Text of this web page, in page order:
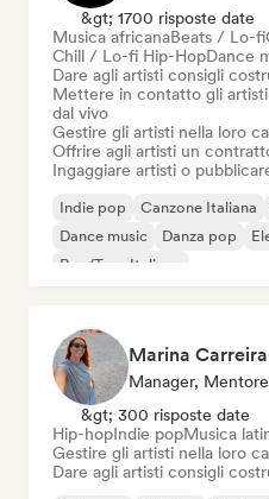
&gt; 1700 risposte date
Musica africanaBeats / Lo-fi
Chill / Lo-fi Hip-HopDance
Dare agli artisti consigli
Mettere in contatto gli
dal vivo
Gestire gli artisti nella loro
Offrire agli artisti un
Ingaggiare artisti o
Indie pop Canzone Italiana
Dance music
Danza pop
Rap/Trap Italiano
Marina
Manager, Mentore
&gt; 300 risposte date
Hip-hopIndie popMusica
Gestire gli artisti nella loro
Dare agli artisti consigli